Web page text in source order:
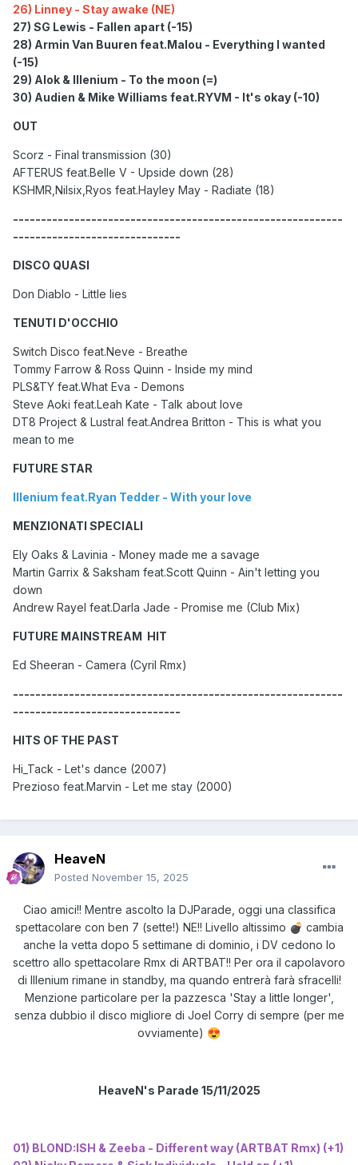
26) Linney - Stay awake (NE)
27) SG Lewis - Fallen apart (-15)
28) Armin Van Buuren feat.Malou - Everything I wanted
(-15)
29) Alok & Illenium - To the moon (=)
30) Audien & Mike Williams feat.RYVM - It's okay (-10)
OUT
Scorz - Final transmission (30)
AFTERUS feat.Belle V - Upside down (28)
KSHMR,Nilsix,Ryos feat.Hayley May - Radiate (18)
-----------------------------------------------------------
------------------------------
DISCO QUASI
Don Diablo - Little lies
TENUTI D'OCCHIO
Switch Disco feat.Neve - Breathe
Tommy Farrow & Ross Quinn - Inside my mind
PLS&TY feat.What Eva - Demons
Steve Aoki feat.Leah Kate - Talk about love
DT8 Project & Lustral feat.Andrea Britton - This is what you
mean to me
FUTURE STAR
Illenium feat.Ryan Tedder - With your love
MENZIONATI SPECIALI
Ely Oaks & Lavinia - Money made me a savage
Martin Garrix & Saksham feat.Scott Quinn - Ain't letting you
down
Andrew Rayel feat.Darla Jade - Promise me (Club Mix)
FUTURE MAINSTREAM HIT
Ed Sheeran - Camera (Cyril Rmx)
-----------------------------------------------------------
------------------------------
HITS OF THE PAST
Hi_Tack - Let's dance (2007)
Prezioso feat.Marvin - Let me stay (2000)
HeaveN
Posted November 15, 2025
Ciao amici!! Mentre ascolto la DJParade, oggi una classifica
spettacolare con ben 7 (sette!) NE!! Livello altissimo 💣 cambia
anche la vetta dopo 5 settimane di dominio, i DV cedono lo
scettro allo spettacolare Rmx di ARTBAT!! Per ora il capolavoro
di Illenium rimane in standby, ma quando entrerà farà sfracelli!
Menzione particolare per la pazzesca 'Stay a little longer',
senza dubbio il disco migliore di Joel Corry di sempre (per me
ovviamente) 😍
HeaveN's Parade 15/11/2025
01) BLOND:ISH & Zeeba - Different way (ARTBAT Rmx) (+1)